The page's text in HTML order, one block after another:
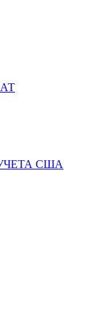
США